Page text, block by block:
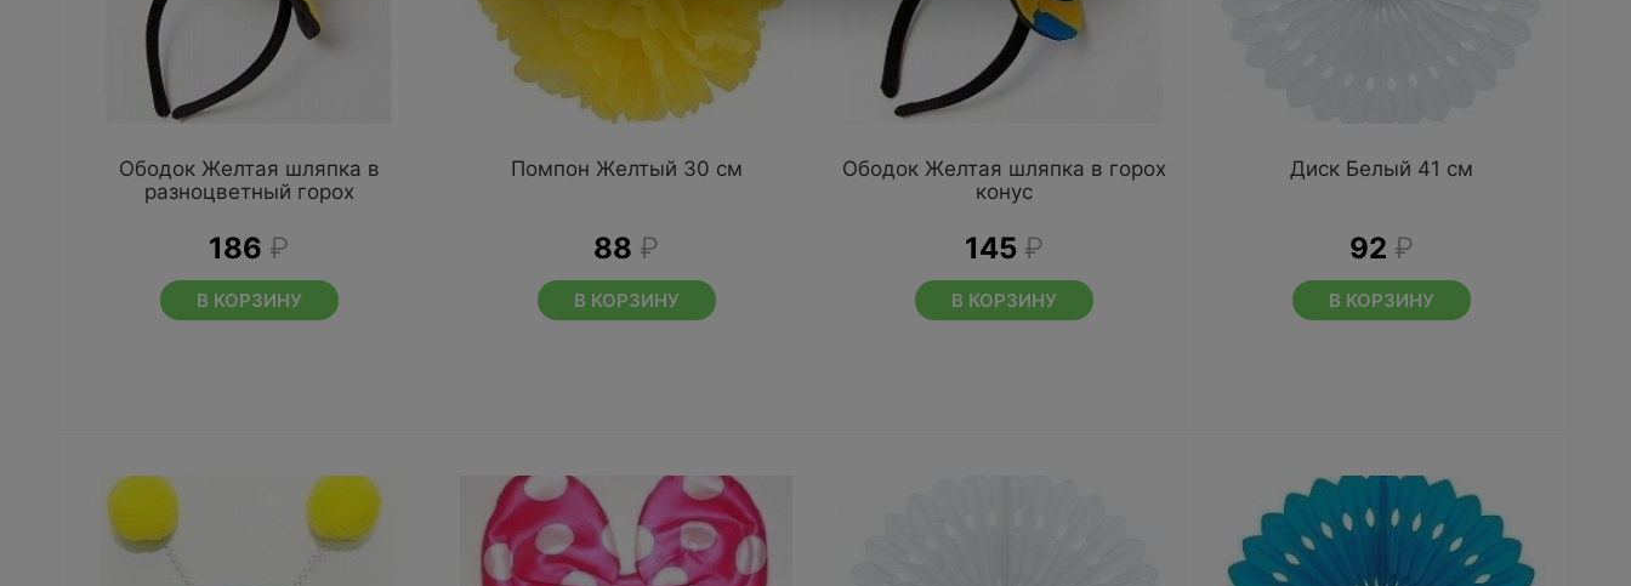
Ободок Желтая шляпка в
разноцветный горох
186 ₽
В КОРЗИНУ
Помпон Желтый 30 см
88 ₽
В КОРЗИНУ
Ободок Желтая шляпка в горох
конус
145 ₽
В КОРЗИНУ
Диск Белый 41 см
92 ₽
В КОРЗИНУ